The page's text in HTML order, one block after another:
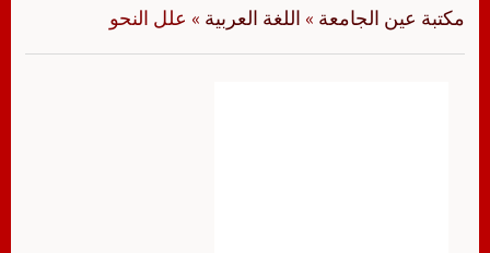
مكتبة عين الجامعة » اللغة العربية » علل النحو